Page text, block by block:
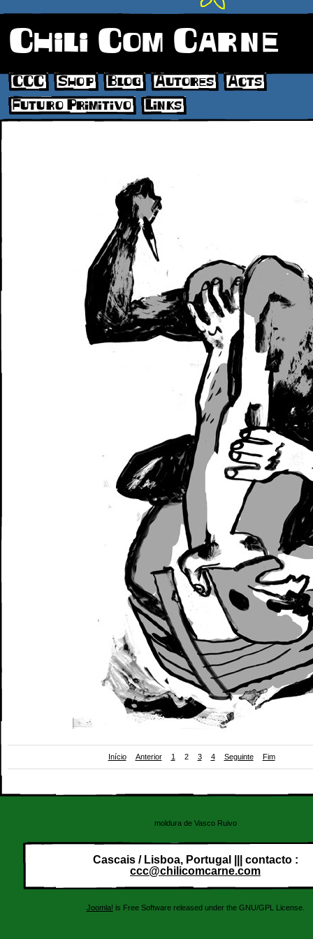
Chili Com Carne
CCC Shop Blog Autores
Acts
Futuro Primitivo
Links
Início Anterior 1 2 3 4 Seguinte Fim
moldura de Vasco Ruivo
Cascais / Lisboa, Portugal ||| contacto :
ccc@chilicomcarne.com
Joomla! is Free Software released under the GNU/GPL License.